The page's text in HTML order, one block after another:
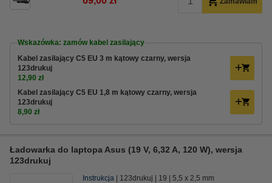
Wskazówka: zamów kabel zasilający
Kabel zasilający C5 EU 3 m kątowy czarny, wersja
123drukuj
12,90 zł
Kabel zasilający C5 EU 1,8 m kątowy czarny, wersja
123drukuj
8,90 zł
Ładowarka do laptopa Asus (19 V, 6,32 A, 120 W), wersja
123drukuj
Instrukcja 123drukuj 19 5,5 x 2,5 mm